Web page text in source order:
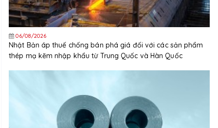
06/08/2026
Nhật Bản áp thuế chống bán phá giá đối với các sản phẩm
thép mạ kẽm nhập khẩu từ Trung Quốc và Hàn Quốc